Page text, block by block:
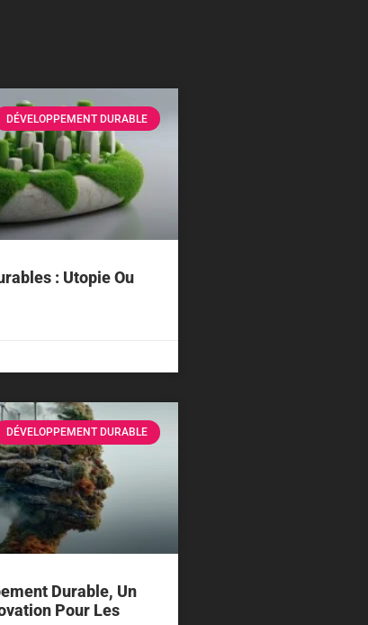
DÉVELOPPEMENT DURABLE
: Utopie Ou
DÉVELOPPEMENT DURABLE
Durable, Un
Pour Les